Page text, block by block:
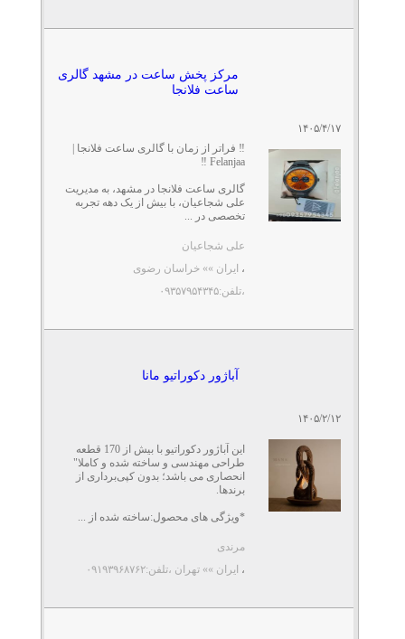
۱۴۰۵/۴/۱۷
مرکز پخش ساعت در مشهد گالری
ساعت فلانجا
‼️ فراتر از زمان با گالری ساعت فلانجا |
Felanjaa ‼️
گالری ساعت فلانجا در مشهد، به مدیریت
علی شجاعیان، با بیش از یک دهه تجربه
تخصصی در ...
علی شجاعیان
، ایران »» خراسان رضوی
،تلفن:۰۹۳۵۷۹۵۴۳۴۵
۱۴۰۵/۲/۱۲
آباژور دکوراتیو مانا
این آباژور دکوراتیو با بیش از 170 قطعه
طراحی مهندسی‌ و ساخته شده و کاملا"
انحصاری می باشد؛ بدون کپی‌برداری از
برندها.
*ویژگی های محصول:ساخته‌ شده از ...
مرندی
، ایران »» تهران ،تلفن:۰۹۱۹۳۹۶۸۷۶۲